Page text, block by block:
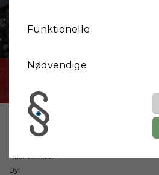
Boligareal:
Badeværelser:
By:
Funktionelle
Nødvendige